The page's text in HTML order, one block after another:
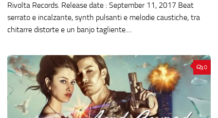
Rivolta Records. Release date : September 11, 2017 Beat
serrato e incalzante, synth pulsanti e melodie caustiche, tra
chitarre distorte e un banjo tagliente....
0